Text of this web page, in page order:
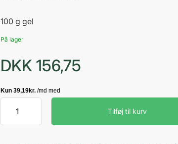
100 g gel
På lager
DKK 156,75
Wash
gel
Tilføj til kurv